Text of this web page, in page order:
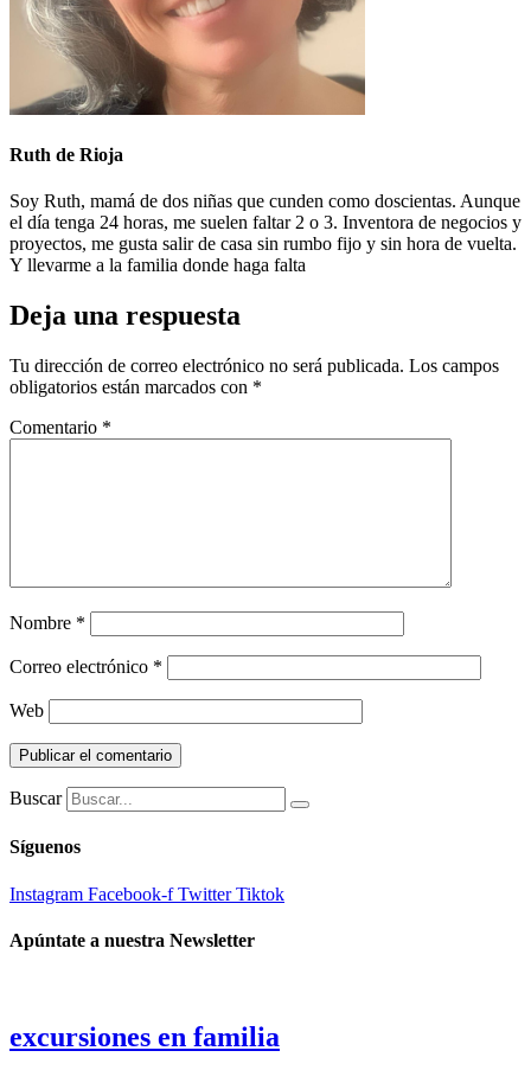
Ruth de Rioja
Soy Ruth, mamá de dos niñas que cunden como doscientas. Aunque
el día tenga 24 horas, me suelen faltar 2 o 3. Inventora de negocios y
proyectos, me gusta salir de casa sin rumbo fijo y sin hora de vuelta.
Y llevarme a la familia donde haga falta
Deja una respuesta
Tu dirección de correo electrónico no será publicada. Los campos
obligatorios están marcados con *
Comentario *
Nombre *
Correo electrónico *
Web
Buscar
Síguenos
Instagram Facebook-f Twitter Tiktok
Apúntate a nuestra Newsletter
excursiones en familia